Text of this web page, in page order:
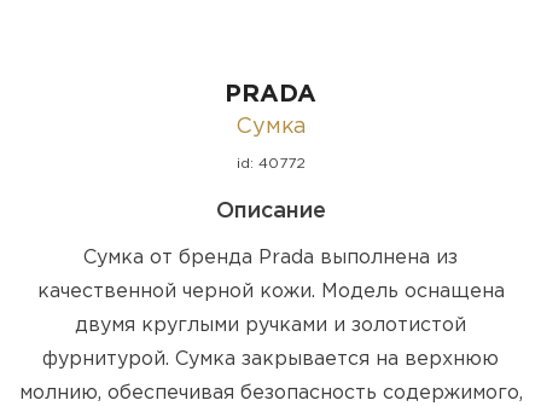
PRADA
Сумка
id: 40772
Описание
Сумка от бренда Prada выполнена из
качественной черной кожи. Модель оснащена
двумя круглыми ручками и золотистой
фурнитурой. Сумка закрывается на верхнюю
молнию, обеспечивая безопасность содержимого,